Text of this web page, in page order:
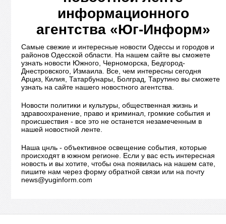
информационного
агентства «Юг-Информ»
Самые свежие и интересные новости Одессы и городов и
районов Одесской области. На нашем сайте вы сможете
узнать новости Южного, Черноморска, Бедгород-
Днестровского, Измаила. Все, чем интересны сегодня
Арциз, Килия, Татарбунары, Болград, Тарутино вы сможете
узнать на сайте нашего новостного агентства.
Новости политики и культуры, общественная жизнь и
здравоохранение, право и криминал, громкие события и
происшествия - все это не останется незамеченным в
нашей новостной ленте.
Наша цнль - объективное освещение события, которые
происходят в южном регионе. Если у вас есть интересная
новость и вы хотите, чтобы она появилась на нашем сате,
пишите нам через форму обратной связи или на почту
news@yuginform.com